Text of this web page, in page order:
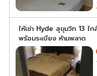
ให้เช่า Hyde สุขุมวิท 13 ใ
พร้อมระเบียง ห้ามพลาด